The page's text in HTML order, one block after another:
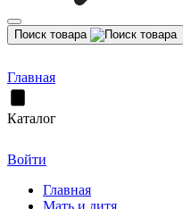
Поиск товара
Главная
Каталог
Войти
Главная
Мать и дитя